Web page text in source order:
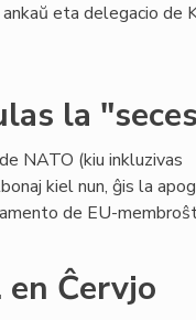
eta delegacio de
la
NATO (kiu inkluzivas
kiel nun, ĝis la
de EU-
Ĉervjo